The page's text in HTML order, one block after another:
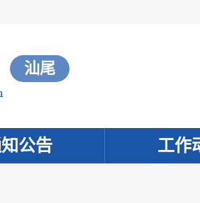
汕尾
公告 工作